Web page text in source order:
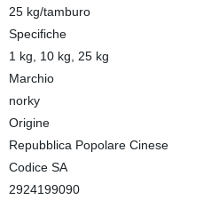
25 kg/tamburo
Specifiche
1 kg, 10 kg, 25 kg
Marchio
norky
Origine
Repubblica Popolare Cinese
Codice SA
2924199090